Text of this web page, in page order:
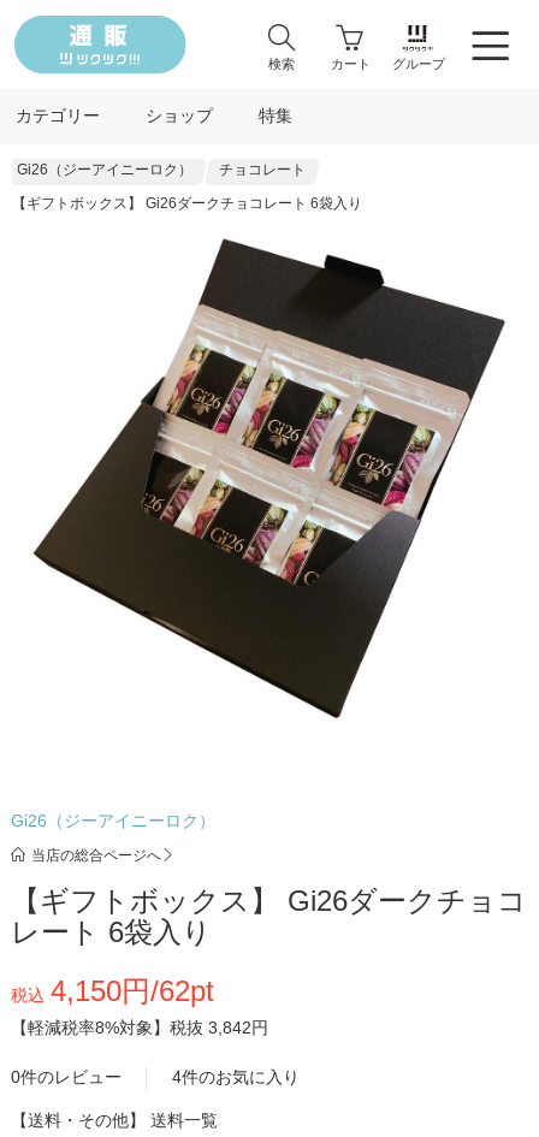
検索 カート グループ
カテゴリー ショップ 特集
Gi26（ジーアイニーロク）
チョコレート
【ギフトボックス】 Gi26ダークチョコレート 6袋入り
Gi26（ジーアイニーロク）
当店の総合ページへ
【ギフトボックス】 Gi26ダークチョコ
レート 6袋入り
税込 4,150円/62pt
【軽減税率8%対象】 税抜 3,842円
0件のレビュー 4件のお気に入り
【送料・その他】 送料一覧